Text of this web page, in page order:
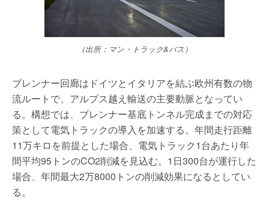
（出所：マン・トラック&バス）
ブレンナー回廊はドイツとイタリアを結ぶ欧州有数の物
流ルートで、アルプス越え輸送の主要動脈となってい
る。構想では、ブレンナー基底トンネル完成までの対応
策として電気トラックの導入を加速する。年間走行距離
11万キロを前提とした場合、電気トラック1台あたり年
間平均95トンのCO2削減を見込む。1日300台が運行した
場合、年間最大2万8000トンの削減効果になるとしてい
る。